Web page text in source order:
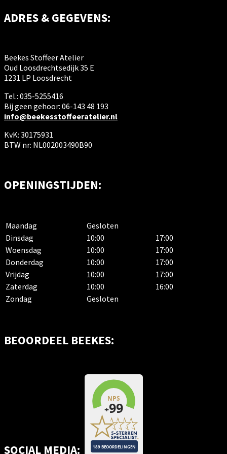
ADRES & GEGEVENS:
Beekes Stoffeer Atelier
Oud Loosdrechtsedijk 35 E
1231 LP Loosdrecht
Tel.: 035-5255416
Bij geen gehoor: 06-143 48 193
info@beekesstoffeeratelier.nl
KvK: 30175931
BTW nr: NL002003490B90
OPENINGSTIJDEN:
Maandag
Gesloten
Dinsdag
10:00
17:00
Woensdag
10:00
17:00
Donderdag
10:00
17:00
Vrijdag
10:00
17:00
Zaterdag
10:00
16:00
Zondag
Gesloten
BEOORDEEL BEEKES:
SOCIAL MEDIA: